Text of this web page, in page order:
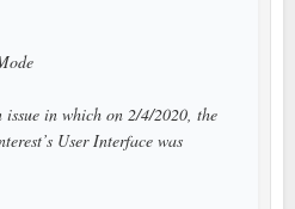
issue in which on 2/4/2020, the
User Interface was